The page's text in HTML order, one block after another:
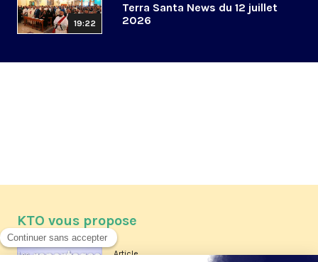
19:22
Terra Santa News du 12 juillet
2026
KTO vous propose
Article